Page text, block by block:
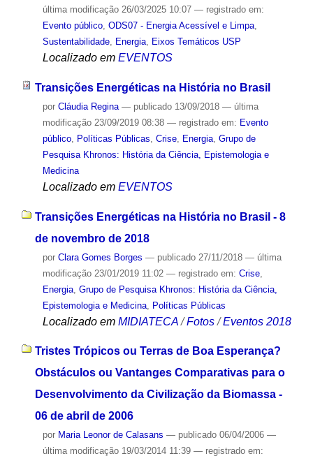
última modificação26/03/2025 10:07 — registrado em:
Evento público, ODS07 - Energia Acessível e Limpa,
Sustentabilidade, Energia, Eixos Temáticos USP
Localizado em EVENTOS
Transições Energéticas na História no Brasil
por Cláudia Regina — publicado13/09/2018 — última
modificação23/09/2019 08:38 — registrado em: Evento
público, Políticas Públicas Crise, Energia, Grupo de
Pesquisa Khronos: História da Ciência, Epistemologia e
Medicina
Localizado em EVENTOS
Transições Energéticas na História no Brasil - 8
de novembro de 2018
por Clara Gomes Borges — publicado27/11/2018 — última
modificação23/01/2019 11:02 — registrado em: Crise,
Energia, Grupo de Pesquisa Khronos: História da Ciência,
Epistemologia e Medicina, Políticas Públicas
Localizado em MIDIATECA /Fotos /Eventos 2018
Tristes Trópicos ou Terras de Boa Esperança?
Obstáculos ou Vantanges Comparativas para o
Desenvolvimento da Civilização da Biomassa -
06 de abril de 2006
por Maria Leonor de Calasans — publicado06/04/2006 —
última modificação19/03/2014 11:39 — registrado em: